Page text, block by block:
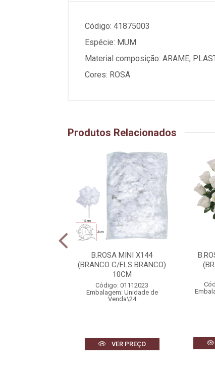
Código: 41875003
Espécie: MUM
Material composição: ARAME,
Cores: ROSA
Produtos Relacionados
B.ROSA MINI X144
(BRANCO C/FLS BRANCO)
10CM
Código: 01112023
Embalagem: Unidade de
Venda\24
VER PREÇO